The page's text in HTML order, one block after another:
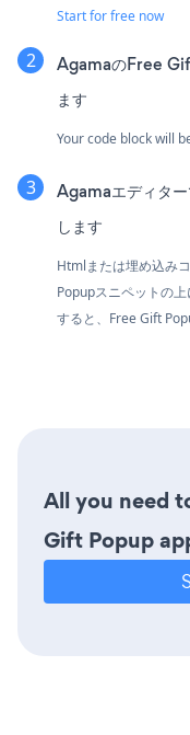
Start for free now
AgamaのFree
ます
Your code block will
Agamaエディタ
します
Htmlまたは埋め込み
Popupスニペットの
すると、Free Gift
All you need
Gift Popup